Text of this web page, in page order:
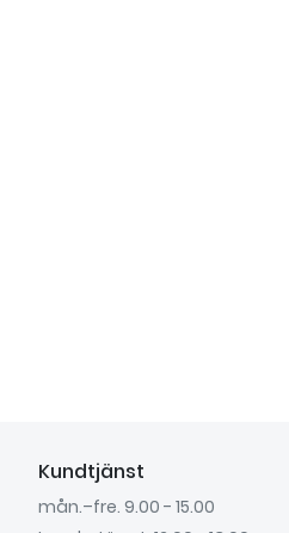
Kundtjänst
mån.–fre. 9.00 - 15.00